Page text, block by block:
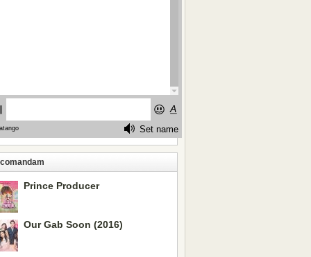
Prince Producer
Our Gab Soon (2016)